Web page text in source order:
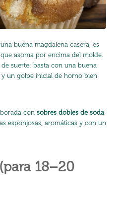
buena magdalena casera, es
asoma por encima del molde.
suerte: basta con una buena
un golpe inicial de horno bien
con sobres dobles de soda
esponjosas, aromáticas y con un
18–20